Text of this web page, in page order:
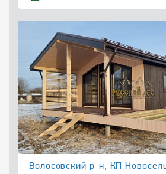
Волосовский р-н, КП